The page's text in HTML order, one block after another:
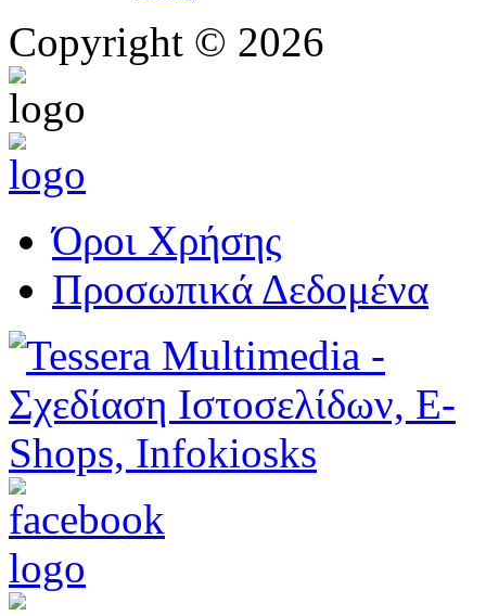
Copyright © 2026
Όροι Χρήσης
Προσωπικά Δεδομένα